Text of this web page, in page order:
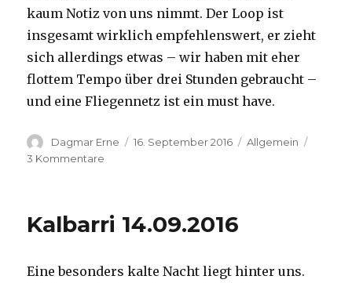
kaum Notiz von uns nimmt. Der Loop ist
insgesamt wirklich empfehlenswert, er zieht
sich allerdings etwas – wir haben mit eher
flottem Tempo über drei Stunden gebraucht –
und eine Fliegennetz ist ein must have.
Autor
Dagmar Erne
Veröffentlicht
16. September 2016 Kategorien
Allgemein
3 Kommentare
Kalbarri 14.09.2016
Eine besonders kalte Nacht liegt hinter uns.